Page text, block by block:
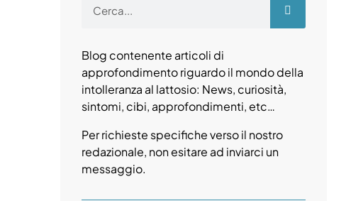
Blog contenente articoli di
approfondimento riguardo il mondo della
intolleranza al lattosio: News, curiosità,
sintomi, cibi, approfondimenti, etc…
Per richieste specifiche verso il nostro
redazionale, non esitare ad inviarci un
messaggio.